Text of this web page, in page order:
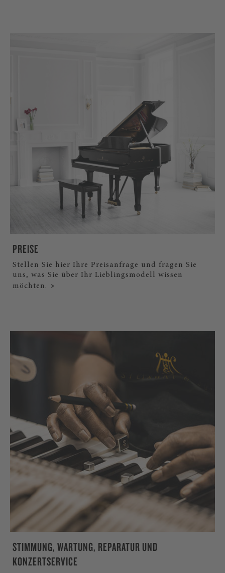
PREISE
Stellen Sie hier Ihre Preisanfrage und fragen Sie
uns, was Sie über Ihr Lieblingsmodell wissen
möchten.
STIMMUNG, WARTUNG, REPARATUR UND
KONZERTSERVICE